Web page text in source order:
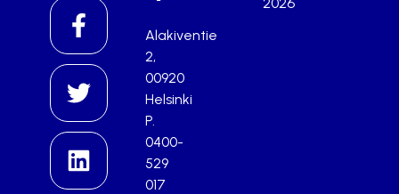
Alakiventie
2,
00920
Helsinki
P.
0400-
529
017